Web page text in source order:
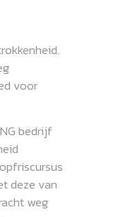
voor
bedrijf
deze van
weg